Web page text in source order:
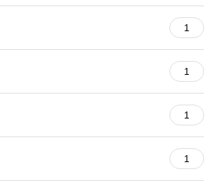
1
1
1
1